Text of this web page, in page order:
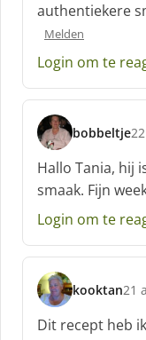
authentiekere
Melden
Login om te
bobbeltje
s
c
h
r
e
f
Hallo Tania, hij
smaak. Fijn
Login om te
kooktan
s
c
h
21
Dit recept heb